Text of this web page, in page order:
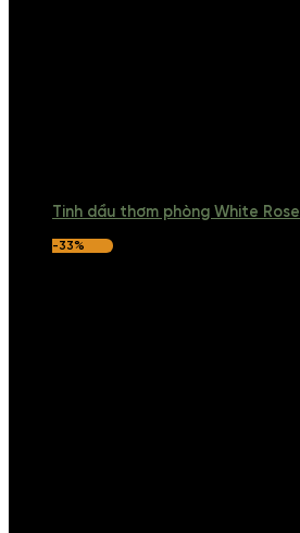
Tinh dầu thơm phòng White Rose
-33%